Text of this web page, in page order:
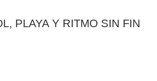
PLAYA Y RITMO SIN FIN